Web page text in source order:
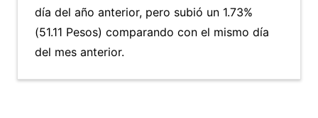
día del año anterior, pero subió un 1.73%
(51.11 Pesos) comparando con el mismo día
del mes anterior.